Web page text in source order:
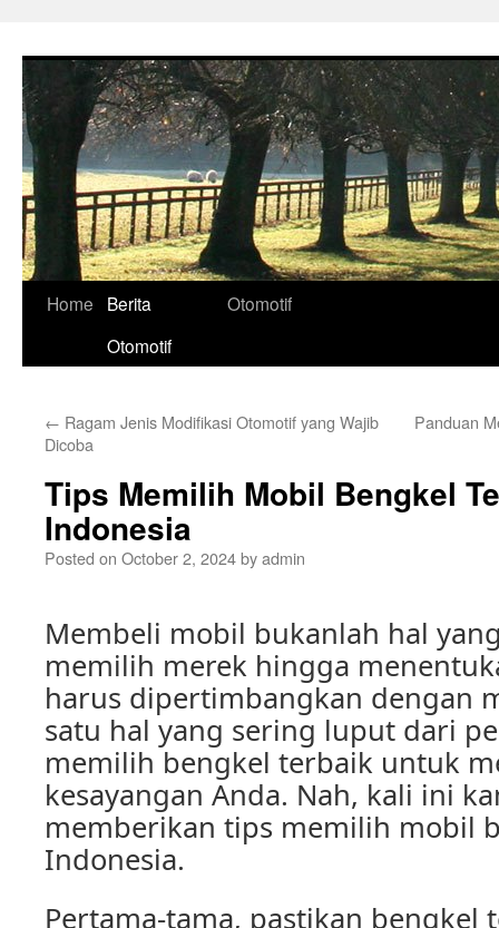
Home
Berita
Otomotif
Otomotif
← Ragam Jenis Modifikasi Otomotif yang Wajib
Dicoba
Panduan
Tips Memilih Mobil Bengkel
Indonesia
Posted on October 2, 2024byadmin
Membeli mobil bukanlah hal
memilih merek hingga
harus dipertimbangkan dengan
satu hal yang sering luput dari
memilih bengkel terbaik untuk
kesayangan Anda. Nah, kali ini
memberikan tips memilih mobil
Indonesia.
Pertama-tama, pastikan bengkel